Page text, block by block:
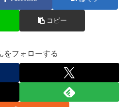
コピー
をフォローする